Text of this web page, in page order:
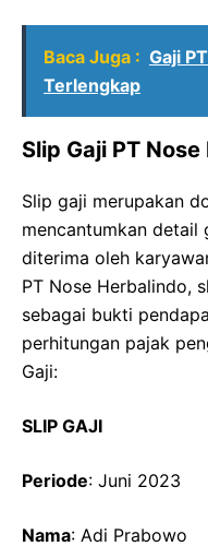
Baca Juga : Gaji
Terlengkap
Slip Gaji PT
Slip gaji merupakan
mencantumkan detail
diterima oleh
PT Nose Herbalindo,
sebagai bukti
perhitungan pajak
Gaji:
SLIP GAJI
Periode: Juni 2023
Nama: Adi Prabowo